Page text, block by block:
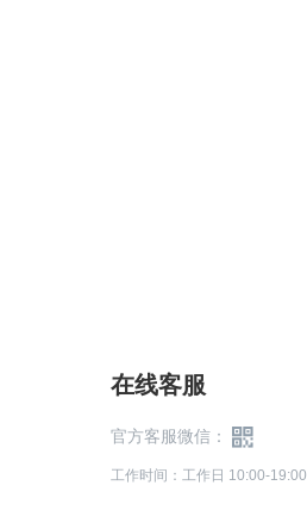
在线客服
官方客服微信：
工作时间：工作日 10:00-19:00